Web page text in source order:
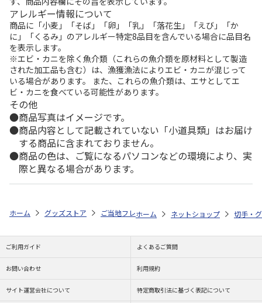
アレルギー情報について
商品に「小麦」「そば」「卵」「乳」「落花生」「えび」「か
に」「くるみ」のアレルギー特定8品目を含んでいる場合に品目名
を表示します。
※エビ・カニを除く魚介類（これらの魚介類を原材料として製造
された加工品も含む）は、漁獲漁法によりエビ・カニが混じって
いる場合があります。 また、これらの魚介類は、エサとしてエ
ビ・カニを食べている可能性があります。
その他
商品写真はイメージです。
商品内容として記載されていない「小道具類」はお届け
する商品に含まれておりません。
商品の色は、ご覧になるパソコンなどの環境により、実
際と異なる場合があります。
ホーム グッズストア ご当地フレーム切手 日本の祭特集！ 令和
ホーム ネットショップ 切手・
ご利用ガイド よくあるご質問
お問い合わせ 利用規約
サイト運営会社について 特定商取引法に基づく表記について